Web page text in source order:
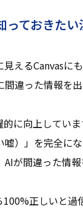
っておきた
見えるCanvasに
間違った情報を
的に向上してい
嘘）」を完全に
AIが間違った情
100%正しいと